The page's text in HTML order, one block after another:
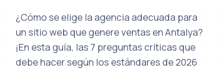
¿Cómo se elige la agencia adecuada para
un sitio web que genere ventas en Antalya?
¡En esta guía, las 7 preguntas críticas que
debe hacer según los estándares de 2026